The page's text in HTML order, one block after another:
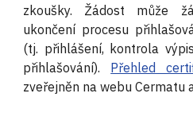
zkoušky. Žádost může
ukončení procesu
(tj. přihlášení, kontrola
přihlašování). Přehled
zveřejněn na webu Cermatu